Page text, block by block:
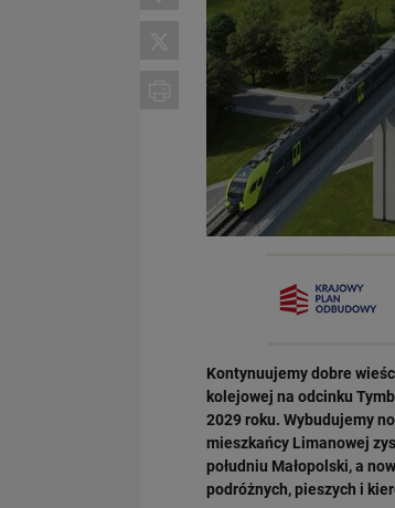
Kontynuujemy dobre
kolejowej na odcinku
2029 roku. Wybudujemy
mieszkańcy Limanowej
południu Małopolski, a
podróżnych, pieszych i